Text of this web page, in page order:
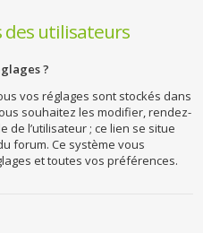
des utilisateurs
?
vos réglages sont stockés dans
souhaitez les modifier, rendez-
l’utilisateur ; ce lien se situe
forum. Ce système vous
et toutes vos préférences.